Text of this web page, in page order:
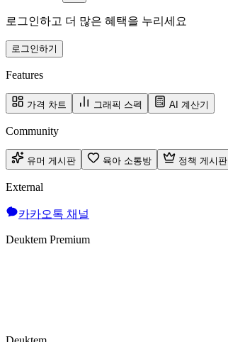
로그인하고 더 많은 혜택을 누리세요
로그인하기
Features
가격 차트 그래픽 스펙 AI 계산기
Community
유머 게시판 육아 소통방 정책 게시판
External
카카오톡 채널
Deuktem Premium